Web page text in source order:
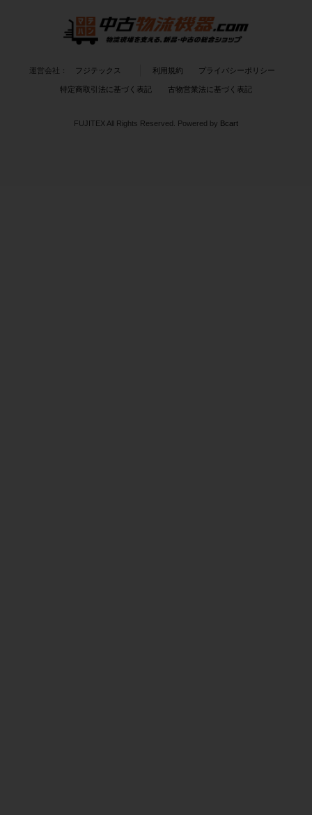
運営会社： フジテックス 利用規約 プライバシーポリシー
特定商取引法に基づく表記 古物営業法に基づく表記
FUJITEX All Rights Reserved. Powered by Bcart